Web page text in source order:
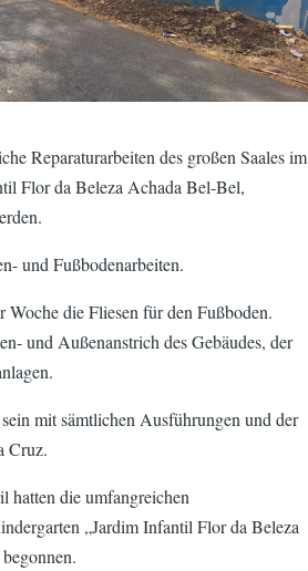
Reparaturarbeiten des großen Saales im
Flor da Beleza Achada Bel-Bel,
und Fußbodenarbeiten.
die Fliesen für den Fußboden.
und Außenanstrich des Gebäudes, der
mit sämtlichen Ausführungen und der
Cruz.
die umfangreichen
„Jardim Infantil Flor da Beleza